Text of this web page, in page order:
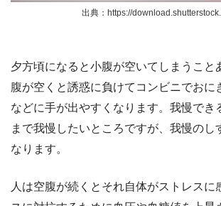
出典：https://
夕方頃になると小腹が空いてしまうこと
腹が空くと誘惑に負けてコンビニでおに
などに手が出やすくなります。我慢でき
まで我慢したいところですが、我慢のし
なります。
人は空腹が続くとそれ自体がストレスに